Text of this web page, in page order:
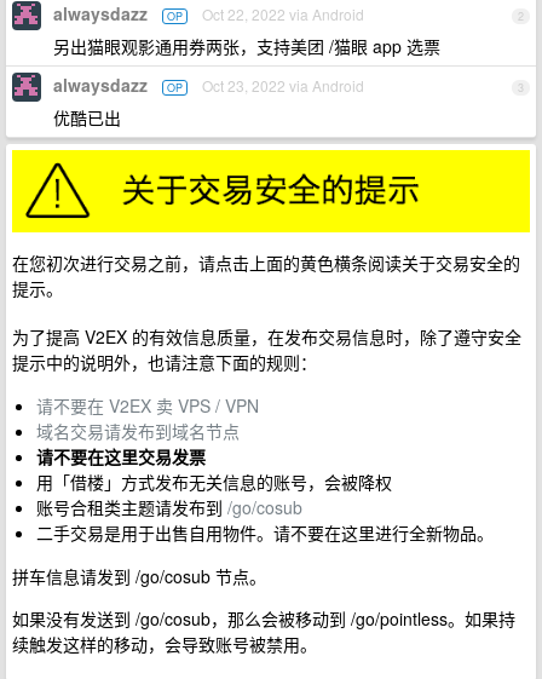
2
alwaysdazz OP Oct 22, 2022 via Android
另出猫眼观影通用券两张，支持美团 /猫眼 app 选票
3
alwaysdazz OP Oct 23, 2022 via Android
优酷已出
在您初次进行交易之前，请点击上面的黄色横条阅读关于交易安全的
提示。
为了提高 V2EX 的有效信息质量，在发布交易信息时，除了遵守安全
提示中的说明外，也请注意下面的规则：
请不要在 V2EX 卖 VPS / VPN
域名交易请发布到域名节点
请不要在这里交易发票
用「借楼」方式发布无关信息的账号，会被降权
账号合租类主题请发布到 /go/cosub
二手交易是用于出售自用物件。请不要在这里进行全新物品。
拼车信息请发到 /go/cosub 节点。
如果没有发送到 /go/cosub，那么会被移动到 /go/pointless。如果持
续触发这样的移动，会导致账号被禁用。